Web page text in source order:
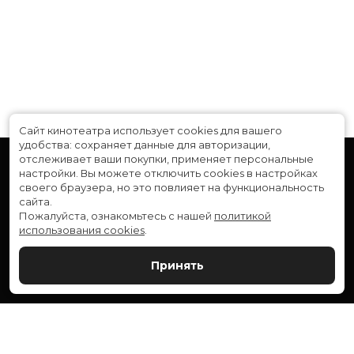
Расписание
Скоро в кино
Служба поддержки
Сайт кинотеатра использует cookies для вашего
удобства: сохраняет данные для авторизации,
отслеживает ваши покупки, применяет персональные
настройки. Вы можете отключить cookies в настройках
своего браузера, но это повлияет на функциональность
сайта.
Пожалуйста, ознакомьтесь с нашей политикой
использования cookies
Принять